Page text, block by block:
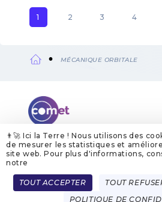
👨‍🚀 Ici la Terre ! Nous utilisons des
de mesurer les statistiques et
site web. Pour plus d'informations,
notre
TOUT ACCEPTER TOUT
POLITIQUE DE
Pagination
Page
courante
1 Page
2 Page
3 Page
4
d'Ariane
MÉCANIQUE ORBITALE
Menu
Pied
QUI SOMMES-NOUS
MENTIONS
GESTION DES COOKIES
FRENCH ENGLISH